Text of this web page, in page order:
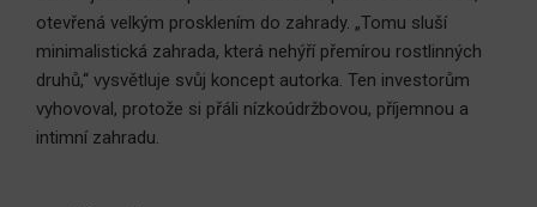
otevřená velkým prosklením do zahrady. „Tomu sluší
minimalistická zahrada, která nehýří přemírou rostlinných
druhů,“ vysvětluje svůj koncept autorka. Ten investorům
vyhovoval, protože si přáli nízkoúdržbovou, příjemnou a
intimní zahradu.